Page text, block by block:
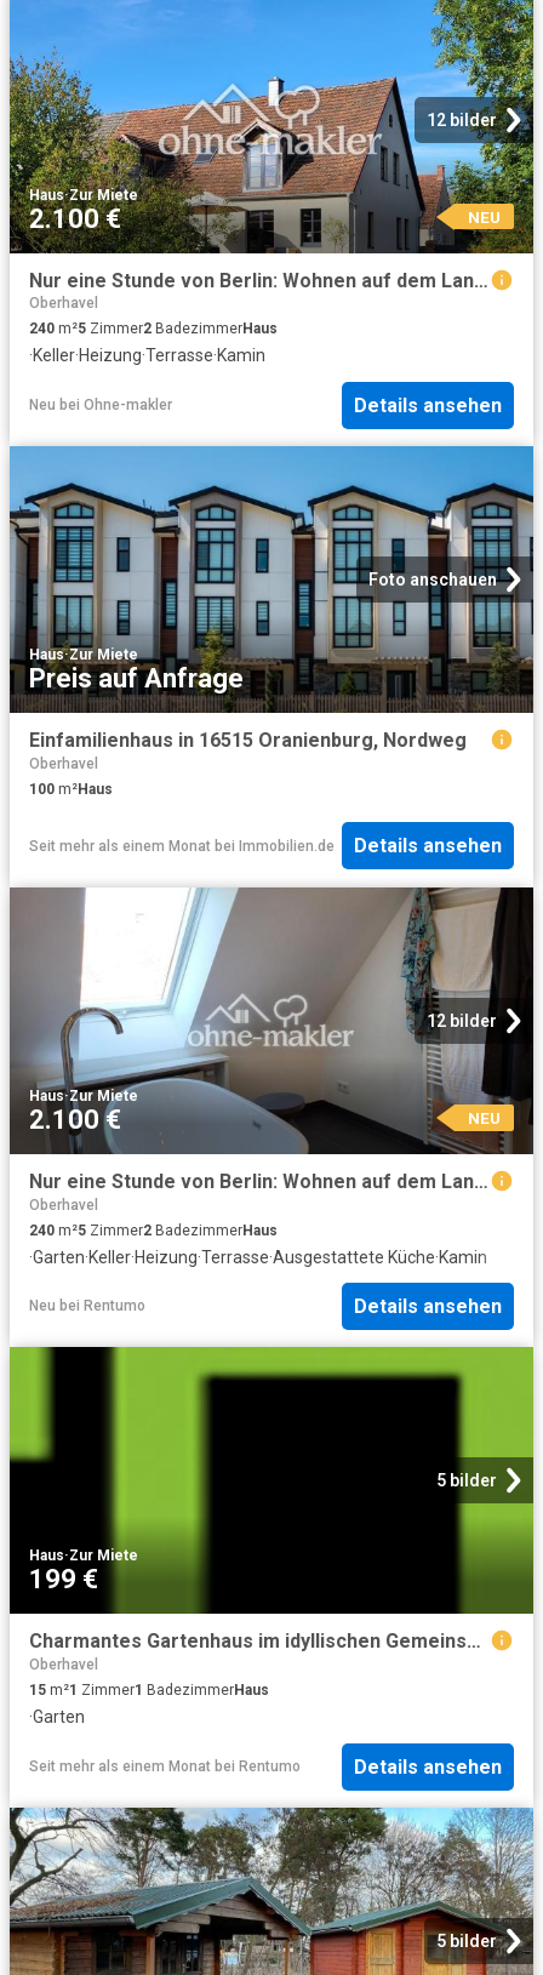
12 bilder
Haus·Zur Miete
2.100 € NEU
Nur eine Stunde von Berlin: Wohnen auf dem Land mit allem Komfort
Oberhavel
240 m²5 Zimmer2 BadezimmerHaus
·Keller·Heizung·Terrasse·Kamin
Neu bei Ohne-makler Details ansehen
Foto anschauen
Haus·Zur Miete
Preis auf Anfrage
Einfamilienhaus in 16515 Oranienburg, Nordweg
Oberhavel
100 m²Haus
Seit mehr als einem Monat bei Immobilien.de Details ansehen
12 bilder
Haus·Zur Miete
2.100 € NEU
Nur eine Stunde von Berlin: Wohnen auf dem Land mit allem Komfort
Oberhavel
240 m²5 Zimmer2 BadezimmerHaus
·Garten·Keller·Heizung·Terrasse·Ausgestattete Küche·Kamin
Neu bei Rentumo Details ansehen
5 bilder
Haus·Zur Miete
199 €
Charmantes Gartenhaus im idyllischen Gemeinschaftsgarten im Grünen Oranienburg
Oberhavel
15 m²1 Zimmer1 BadezimmerHaus
·Garten
Seit mehr als einem Monat bei Rentumo Details ansehen
5 bilder